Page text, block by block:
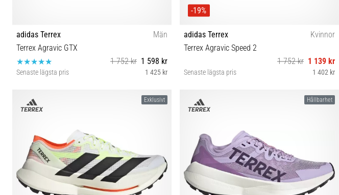
adidas Terrex
Män
Terrex Agravic GTX
1 752 kr 1 598 kr
Senaste lägsta pris 1 425 kr
-19%
adidas Terrex
Kvinnor
Terrex Agravic Speed 2
1 752 kr 1 139 kr
Senaste lägsta pris 1 402 kr
Exklusivt Hållbarhet